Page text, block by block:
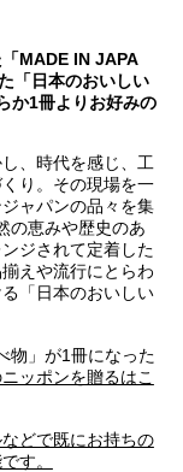
MADE IN JAPA
「日本のおいしい
か1冊よりお好みの
、時代を感じ、工
り。その現場を一
ャパンの品々を集
の恵みや歴史のあ
ジされて定着した
えや流行にとらわ
「日本のおいしい
物」が1冊になった
ッポンを贈るはこ
どで既にお持ちの
す。